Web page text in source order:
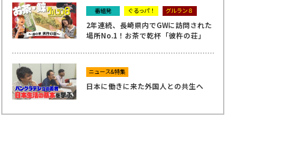
番組発 ぐるっパ！ グルラン８
2年連続、長崎県内でGWに訪問された
場所No.1！お茶で乾杯「彼杵の荘」
ニュース&特集
日本に働きに来た外国人との共生へ